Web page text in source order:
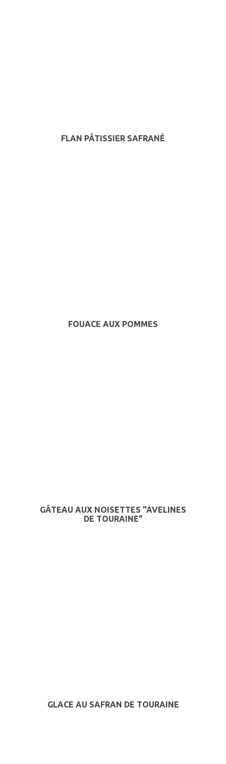
FLAN PÂTISSIER SAFRANÉ
FOUACE AUX POMMES
GÂTEAU AUX NOISETTES "AVELINES
DE TOURAINE"
GLACE AU SAFRAN DE TOURAINE